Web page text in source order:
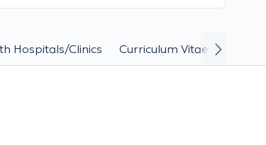
Hospitals/Clinics Curriculum Vitae and Career